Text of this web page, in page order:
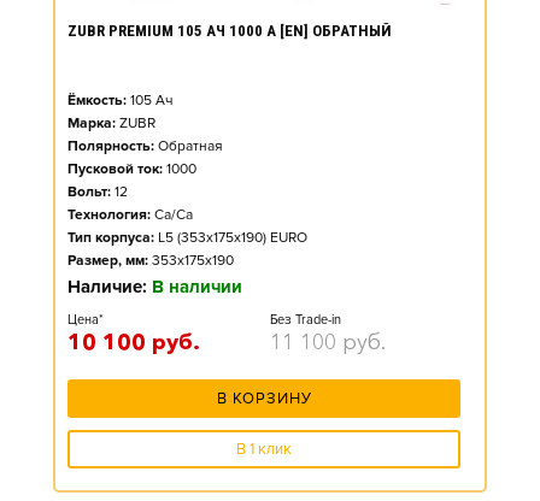
ZUBR PREMIUM 105 АЧ 1000 А [EN] ОБРАТНЫЙ
Ёмкость: 105 Ач
Марка: ZUBR
Полярность: Обратная
Пусковой ток: 1000
Вольт: 12
Технология: Ca/Ca
Тип корпуса: L5 (353x175x190) EURO
Размер, мм: 353x175x190
Наличие: В наличии
Цена*
10 100 руб.
Без Trade-in
11 100 руб.
В КОРЗИНУ
В 1 клик